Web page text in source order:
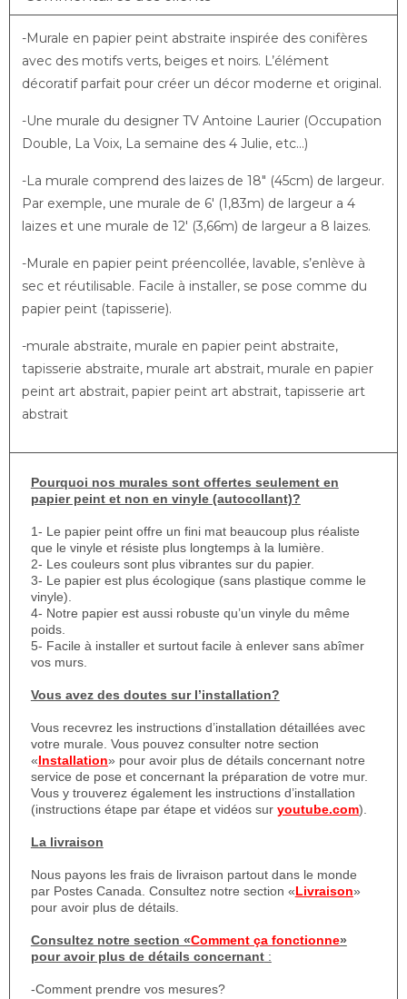
-Murale en papier peint abstraite inspirée des conifères
avec des motifs verts, beiges et noirs. L’élément
décoratif parfait pour créer un décor moderne et original.
-Une murale du designer TV Antoine Laurier (Occupation
Double, La Voix, La semaine des 4 Julie, etc…)
-La murale comprend des laizes de 18″ (45cm) de largeur.
Par exemple, une murale de 6′ (1,83m) de largeur a 4
laizes et une murale de 12′ (3,66m) de largeur a 8 laizes.
-Murale en papier peint préencollée, lavable, s’enlève à
sec et réutilisable. Facile à installer, se pose comme du
papier peint (tapisserie).
-murale abstraite, murale en papier peint abstraite,
tapisserie abstraite, murale art abstrait, murale en papier
peint art abstrait, papier peint art abstrait, tapisserie art
abstrait
Pourquoi nos murales sont offertes seulement en
papier peint et non en vinyle (autocollant)?
1- Le papier peint offre un fini mat beaucoup plus réaliste
que le vinyle et résiste plus longtemps à la lumière.
2- Les couleurs sont plus vibrantes sur du papier.
3- Le papier est plus écologique (sans plastique comme le
vinyle).
4- Notre papier est aussi robuste qu’un vinyle du même
poids.
5- Facile à installer et surtout facile à enlever sans abîmer
vos murs.
Vous avez des doutes sur l’installation?
Vous recevrez les instructions d’installation détaillées avec
votre murale. Vous pouvez consulter notre section
«Installation» pour avoir plus de détails concernant notre
service de pose et concernant la préparation de votre mur.
Vous y trouverez également les instructions d’installation
(instructions étape par étape et vidéos sur youtube.com).
La livraison
Nous payons les frais de livraison partout dans le monde
par Postes Canada. Consultez notre section «Livraison»
pour avoir plus de détails.
Consultez notre section «Comment ça fonctionne»
pour avoir plus de détails concernant:
-Comment prendre vos mesures?